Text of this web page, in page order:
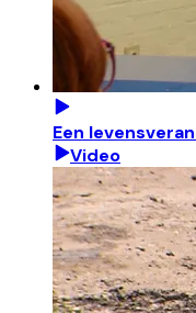
Een
Video